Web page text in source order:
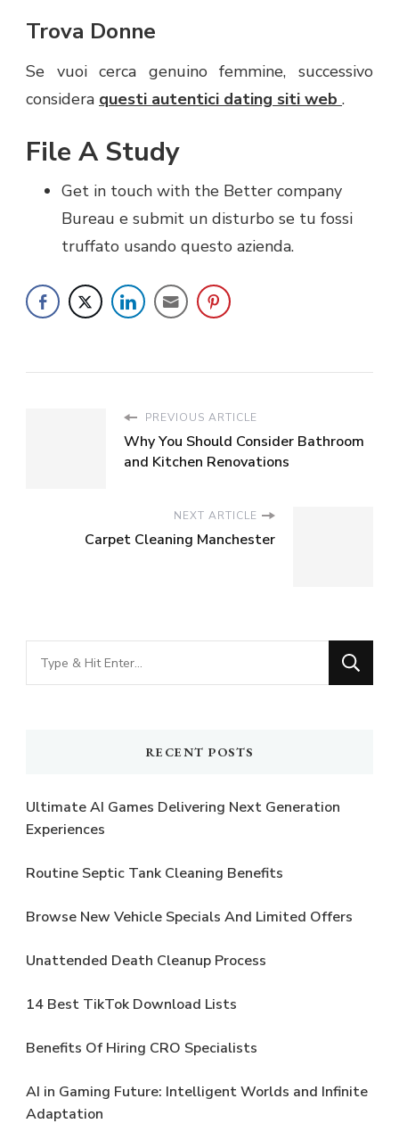
Trova Donne
Se vuoi cerca genuino femmine, successivo
considera questi autentici dating siti web .
File A Study
Get in touch with the Better company
Bureau e submit un disturbo se tu fossi
truffato usando questo azienda.
PREVIOUS ARTICLE
Why You Should Consider Bathroom
and Kitchen Renovations
NEXT ARTICLE
Carpet Cleaning Manchester
Looking
for
RECENT POSTS
Ultimate AI Games Delivering Next Generation
Experiences
Routine Septic Tank Cleaning Benefits
Browse New Vehicle Specials And Limited Offers
Unattended Death Cleanup Process
14 Best TikTok Download Lists
Benefits Of Hiring CRO Specialists
AI in Gaming Future: Intelligent Worlds and Infinite
Adaptation